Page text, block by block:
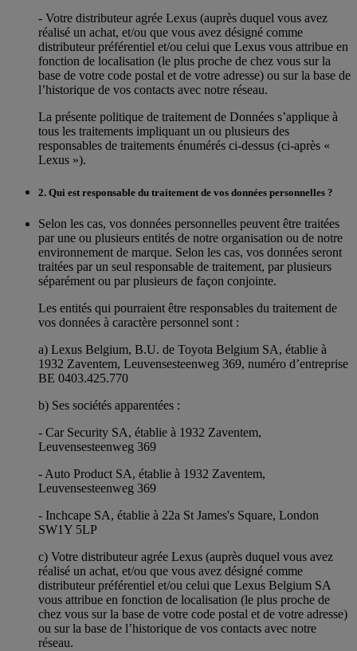
- Votre distributeur agrée Lexus (auprès duquel vous avez
réalisé un achat, et/ou que vous avez désigné comme
distributeur préférentiel et/ou celui que Lexus vous attribue en
fonction de localisation (le plus proche de chez vous sur la
base de votre code postal et de votre adresse) ou sur la base de
l’historique de vos contacts avec notre réseau.
La présente politique de traitement de Données s’applique à
tous les traitements impliquant un ou plusieurs des
responsables de traitements énumérés ci-dessus (ci-après «
Lexus »).
2. Qui est responsable du traitement de vos données personnelles ?
Selon les cas, vos données personnelles peuvent être traitées
par une ou plusieurs entités de notre organisation ou de notre
environnement de marque. Selon les cas, vos données seront
traitées par un seul responsable de traitement, par plusieurs
séparément ou par plusieurs de façon conjointe.
Les entités qui pourraient être responsables du traitement de
vos données à caractère personnel sont :
a) Lexus Belgium, B.U. de Toyota Belgium SA, établie à
1932 Zaventem, Leuvensesteenweg 369, numéro d’entreprise
BE 0403.425.770
b) Ses sociétés apparentées :
- Car Security SA, établie à 1932 Zaventem,
Leuvensesteenweg 369
- Auto Product SA, établie à 1932 Zaventem,
Leuvensesteenweg 369
- Inchcape SA, établie à 22a St James's Square, London
SW1Y 5LP
c) Votre distributeur agrée Lexus (auprès duquel vous avez
réalisé un achat, et/ou que vous avez désigné comme
distributeur préférentiel et/ou celui que Lexus Belgium SA
vous attribue en fonction de localisation (le plus proche de
chez vous sur la base de votre code postal et de votre adresse)
ou sur la base de l’historique de vos contacts avec notre
réseau.